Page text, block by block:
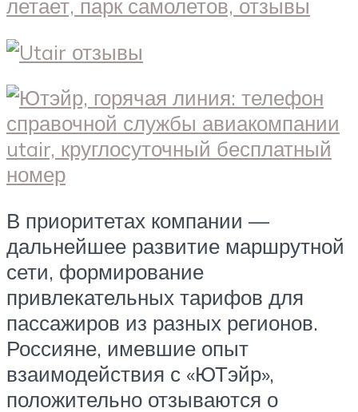
В приоритетах компании —
дальнейшее развитие маршрутной
сети, формирование
привлекательных тарифов для
пассажиров из разных регионов.
Россияне, имевшие опыт
взаимодействия с «ЮТэйр»,
положительно отзываются о